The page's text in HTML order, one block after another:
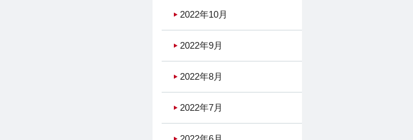
2022年10月
2022年9月
2022年8月
2022年7月